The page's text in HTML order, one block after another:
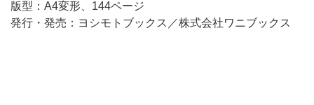
版型：A4変形、144ページ
発行・発売：ヨシモトブックス／株式会社ワニブックス